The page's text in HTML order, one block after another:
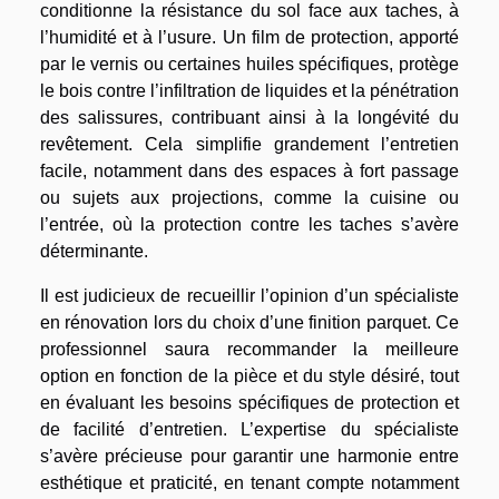
conditionne la résistance du sol face aux taches, à
l’humidité et à l’usure. Un film de protection, apporté
par le vernis ou certaines huiles spécifiques, protège
le bois contre l’infiltration de liquides et la pénétration
des salissures, contribuant ainsi à la longévité du
revêtement. Cela simplifie grandement l’entretien
facile, notamment dans des espaces à fort passage
ou sujets aux projections, comme la cuisine ou
l’entrée, où la protection contre les taches s’avère
déterminante.
Il est judicieux de recueillir l’opinion d’un spécialiste
en rénovation lors du choix d’une finition parquet. Ce
professionnel saura recommander la meilleure
option en fonction de la pièce et du style désiré, tout
en évaluant les besoins spécifiques de protection et
de facilité d’entretien. L’expertise du spécialiste
s’avère précieuse pour garantir une harmonie entre
esthétique et praticité, en tenant compte notamment